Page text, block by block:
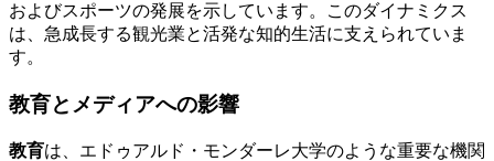
およびスポーツの発展を示しています。このダイナミクス
は、急成長する観光業と活発な知的生活に支えられていま
す。
教育とメディアへの影響
教育は、エドゥアルド・モンダーレ大学のような重要な機関